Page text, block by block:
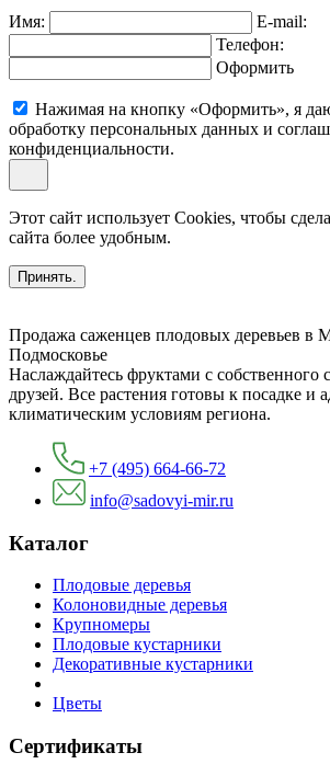
Имя:
E-mail:
Телефон:
Оформить
Нажимая на кнопку «Оформить», я
обработку персональных данных и
конфиденциальности.
Этот сайт использует Cookies, чтобы
сайта более удобным.
Принять.
Продажа саженцев плодовых деревьев в
Подмосковье
Наслаждайтесь фруктами с собственного
друзей. Все растения готовы к посадке и
климатическим условиям региона.
+7 (495) 664-66-72
info@sadovyi-mir.ru
Каталог
Плодовые деревья
Колоновидные деревья
Крупномеры
Плодовые кустарники
Декоративные кустарники
Цветы
Сертификаты